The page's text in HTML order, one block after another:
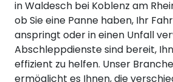
in Waldesch bei Koblenz am
ob Sie eine Panne haben, Ihr
anspringt oder in einen Unfall
Abschleppdienste sind bereit,
effizient zu helfen. Unser
ermöglicht es Ihnen, die